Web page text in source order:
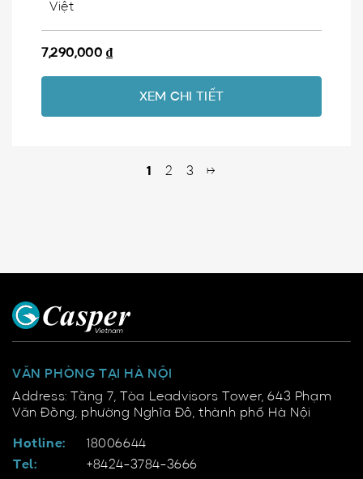
Việt
7,290,000 ₫
XEM CHI TIẾT
1 2 3 →
VĂN PHÒNG TẠI HÀ NỘI
Address: Tầng 7, Tòa Leadvisors Tower, 643 Phạm
Văn Đồng, phường Nghĩa Đô, thành phố Hà Nội
Hotline:
18006644
Tel:
+8424-3784-3666